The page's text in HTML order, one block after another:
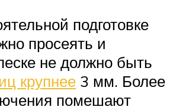
подготовке
просеять и
не должно быть
крупнее 3 мм. Более
помешают